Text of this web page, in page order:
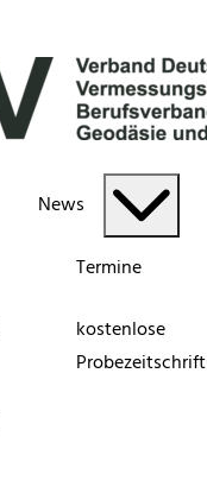
News
Termine
kostenlose
Probezeitschrift